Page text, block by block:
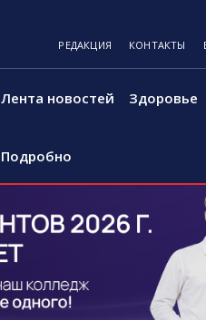
РЕДАКЦИЯ КОНТАКТЫ
Лента новостей Здоровье
Подробно